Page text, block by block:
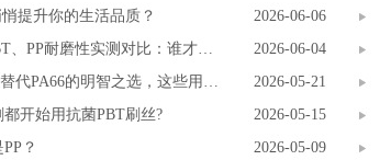
提升你的生活品质？
2026-06-06
、PP耐磨性实测对比：谁才
2026-06-04
代PA66的明智之选，这些用途
2026-05-21
开始用抗菌PBT刷丝?
2026-05-15
？
2026-05-09